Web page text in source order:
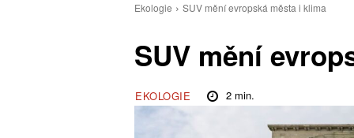
Ekologie SUV mění evropská města i klima
SUV mění
EKOLOGIE 2 min.